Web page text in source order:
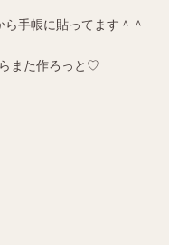
手帳に貼ってます＾＾
また作ろっと♡